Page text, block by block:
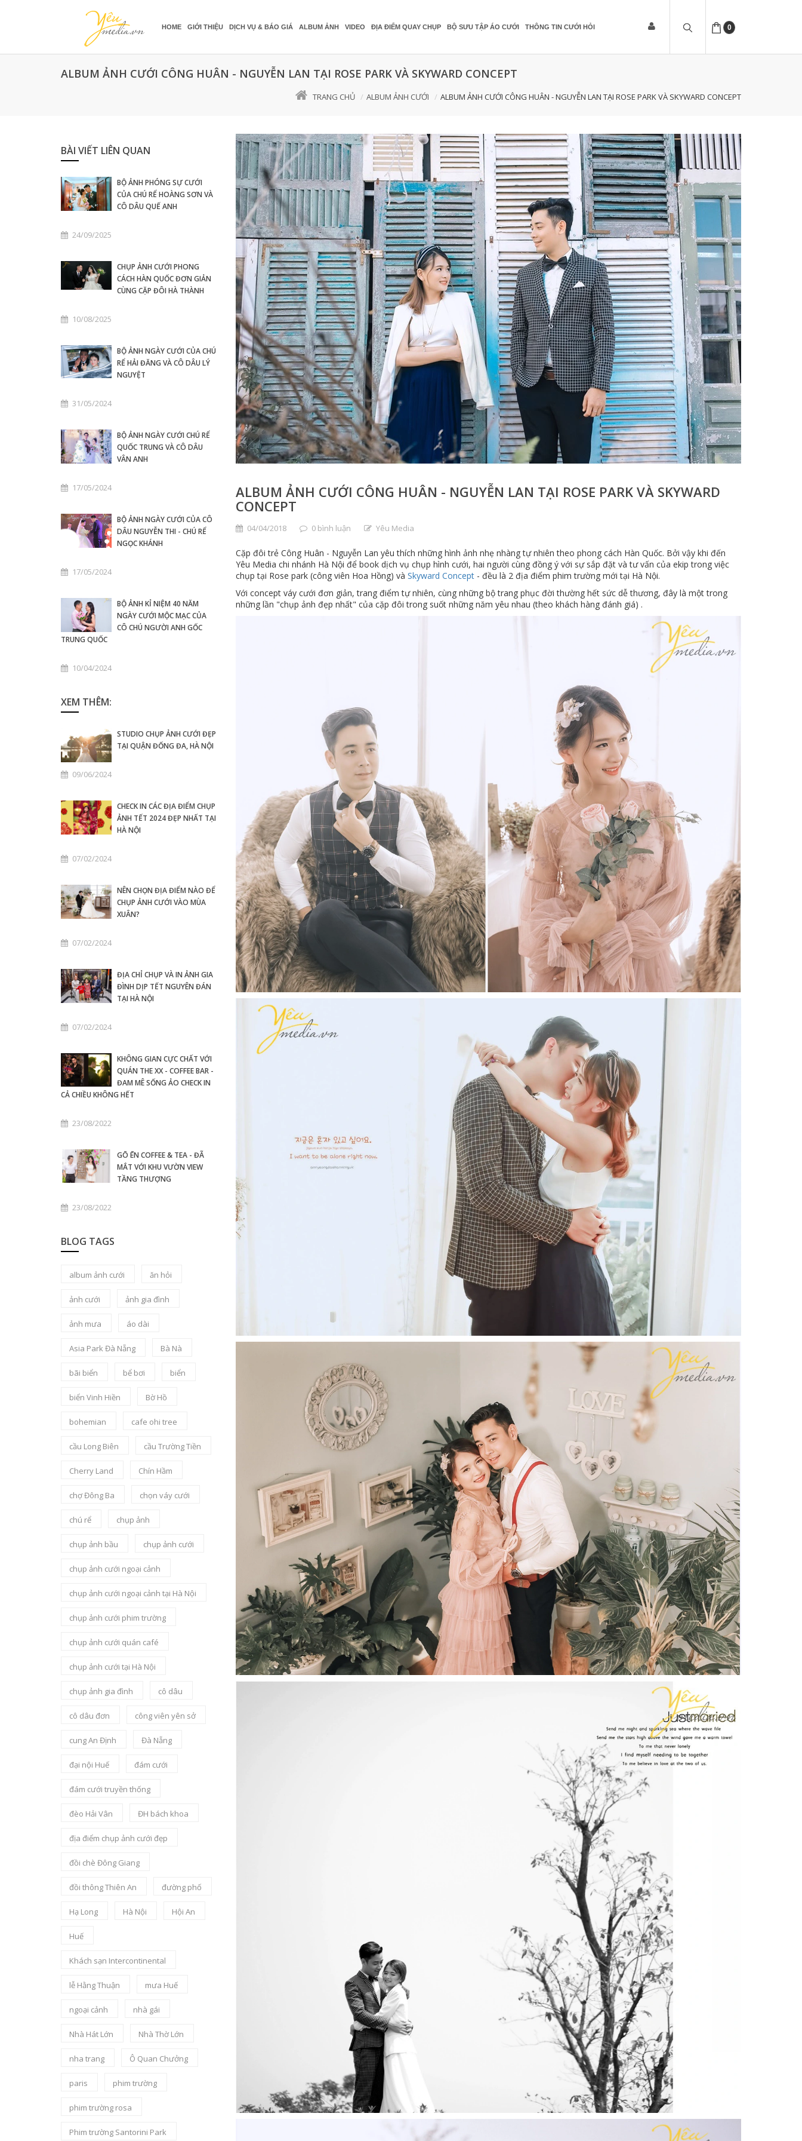
0
HOME GIỚI THIỆU DỊCH VỤ & BÁO GIÁ ALBUM ẢNH VIDEO ĐỊA ĐIỂM QUAY CHỤP BỘ SƯU TẬP ÁO CƯỚI THÔNG TIN CƯỚI HỎI
ALBUM ẢNH CƯỚI CÔNG HUÂN - NGUYỄN LAN TẠI ROSE PARK VÀ SKYWARD CONCEPT
TRANG CHỦ ALBUM ẢNH CƯỚI ALBUM ẢNH CƯỚI CÔNG HUÂN - NGUYỄN LAN TẠI ROSE PARK VÀ SKYWARD CONCEPT
BÀI VIẾT LIÊN QUAN
BỘ ẢNH PHÓNG SỰ CƯỚI
CỦA CHÚ RỂ HOÀNG SƠN VÀ
CÔ DÂU QUẾ ANH
24/09/2025
CHỤP ẢNH CƯỚI PHONG
CÁCH HÀN QUỐC ĐƠN GIẢN
CÙNG CẶP ĐÔI HÀ THÀNH
10/08/2025
BỘ ẢNH NGÀY CƯỚI CỦA CHÚ
RỂ HẢI ĐĂNG VÀ CÔ DÂU LÝ
NGUYỆT
31/05/2024
BỘ ẢNH NGÀY CƯỚI CHÚ RỂ
QUỐC TRUNG VÀ CÔ DÂU
VÂN ANH
17/05/2024
BỘ ẢNH NGÀY CƯỚI CỦA CÔ
DÂU NGUYỄN THI - CHÚ RỂ
NGỌC KHÁNH
17/05/2024
BỘ ẢNH KỈ NIỆM 40 NĂM
NGÀY CƯỚI MỘC MẠC CỦA
CÔ CHÚ NGƯỜI ANH GỐC
TRUNG QUỐC
10/04/2024
XEM THÊM:
STUDIO CHỤP ẢNH CƯỚI ĐẸP
TẠI QUẬN ĐỐNG ĐA, HÀ NỘI
09/06/2024
CHECK IN CÁC ĐỊA ĐIỂM CHỤP
ẢNH TẾT 2024 ĐẸP NHẤT TẠI
HÀ NỘI
07/02/2024
NÊN CHỌN ĐỊA ĐIỂM NÀO ĐỂ
CHỤP ẢNH CƯỚI VÀO MÙA
XUÂN?
07/02/2024
ĐỊA CHỈ CHỤP VÀ IN ẢNH GIA
ĐÌNH DỊP TẾT NGUYÊN ĐÁN
TẠI HÀ NỘI
07/02/2024
KHÔNG GIAN CỰC CHẤT VỚI
QUÁN THE XX - COFFEE BAR -
ĐAM MÊ SỐNG ẢO CHECK IN
CẢ CHIỀU KHÔNG HẾT
23/08/2022
GŌ ĒN COFFEE & TEA - ĐÃ
MẮT VỚI KHU VƯỜN VIEW
TẦNG THƯỢNG
23/08/2022
BLOG TAGS
album ảnh cưới ăn hỏi
ảnh cưới ảnh gia đình
ảnh mưa áo dài
Asia Park Đà Nẵng Bà Nà
bãi biển bể bơi biển
biển Vinh Hiền Bờ Hồ
bohemian cafe ohi tree
cầu Long Biên cầu Trường Tiền
Cherry Land Chín Hầm
chợ Đông Ba chọn váy cưới
chú rể chụp ảnh
chụp ảnh bầu chụp ảnh cưới
chụp ảnh cưới ngoại cảnh
chụp ảnh cưới ngoại cảnh tại Hà Nội
chụp ảnh cưới phim trường
chụp ảnh cưới quán café
chụp ảnh cưới tại Hà Nội
chụp ảnh gia đình cô dâu
cô dâu đơn công viên yên sở
cung An Định Đà Nẵng
đại nội Huế đám cưới
đám cưới truyền thống
đèo Hải Vân ĐH bách khoa
địa điểm chụp ảnh cưới đẹp
đồi chè Đông Giang
đồi thông Thiên An đường phố
Hạ Long Hà Nội Hội An
Huế
Khách sạn Intercontinental
lễ Hằng Thuận mưa Huế
ngoại cảnh nhà gái
Nhà Hát Lớn Nhà Thờ Lớn
nha trang Ô Quan Chưởng
paris phim trường
phim trường rosa
Phim trường Santorini Park
ALBUM ẢNH CƯỚI CÔNG HUÂN - NGUYỄN LAN TẠI ROSE PARK VÀ SKYWARD
CONCEPT
04/04/2018 0 bình luận Yêu Media
Cặp đôi trẻ Công Huân - Nguyễn Lan yêu thích những hình ảnh nhẹ nhàng tự nhiên theo phong cách Hàn Quốc. Bởi vậy khi đến
Yêu Media chi nhánh Hà Nội để book dịch vụ chụp hình cưới, hai người cùng đồng ý với sự sắp đặt và tư vấn của ekip trong việc
chụp tại Rose park (công viên Hoa Hồng) và Skyward Concept - đều là 2 địa điểm phim trường mới tại Hà Nội.
Với concept váy cưới đơn giản, trang điểm tự nhiên, cùng những bộ trang phục đời thường hết sức dễ thương, đây là một trong
những lần "chụp ảnh đẹp nhất" của cặp đôi trong suốt những năm yêu nhau (theo khách hàng đánh giá) .